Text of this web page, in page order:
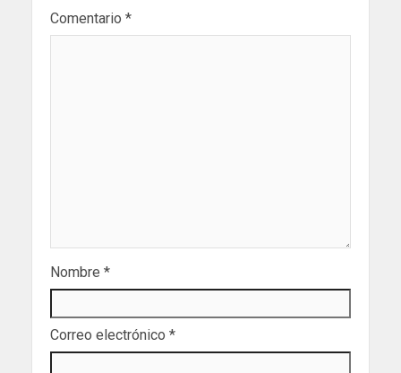
Comentario *
Nombre *
Correo electrónico *